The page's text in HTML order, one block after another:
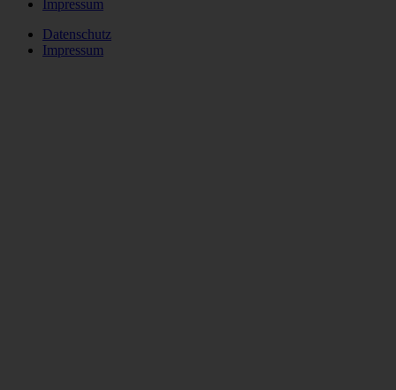
Impressum
Datenschutz
Impressum